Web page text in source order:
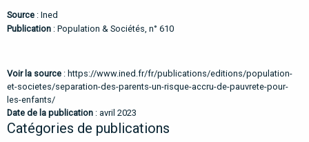
Source : Ined
Publication : Population & Sociétés, n° 610
Voir la source : https://www.ined.fr/fr/publications/editions/population-
et-societes/separation-des-parents-un-risque-accru-de-pauvrete-pour-
les-enfants/
Date de la publication : avril 2023
Catégories de publications